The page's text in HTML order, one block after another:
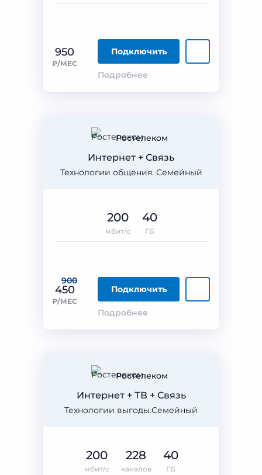
950
₽/МЕС
Подключить
Подробнее
Ростелеком
Технологии общения. Семейный
Интернет + Связь
900
450
₽/МЕС
Подключить
Подробнее
200
мбит/с
40
ГБ
Ростелеком
Технологии выгоды.Семейный
Интернет + ТВ + Связь
200
мбит/с
228
каналов
40
ГБ